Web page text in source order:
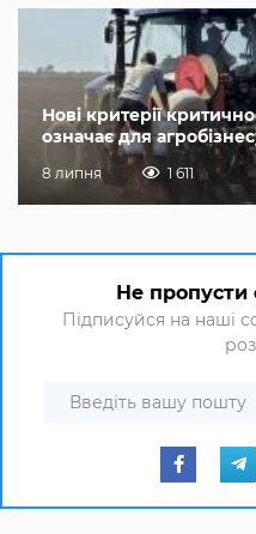
Нові критерії
означає для
8 липня 1 611
Не пропусти
Підписуйся на наші